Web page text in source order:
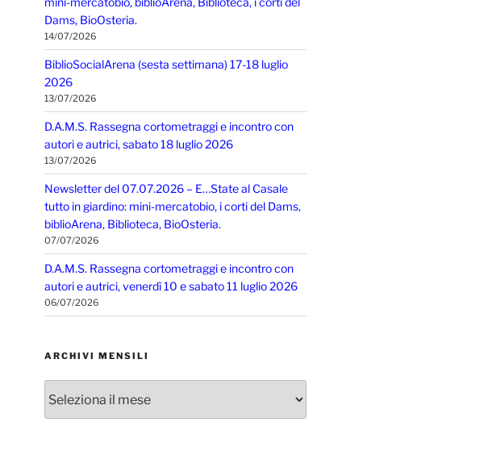
Dams, BioOsteria.
14/07/2026
BiblioSocialArena (sesta settimana) 17-18 luglio
2026
13/07/2026
D.A.M.S. Rassegna cortometraggi e incontro con
autori e autrici, sabato 18 luglio 2026
13/07/2026
Newsletter del 07.07.2026 – E…State al Casale
tutto in giardino: mini-mercatobio, i corti del Dams,
biblioArena, Biblioteca, BioOsteria.
07/07/2026
D.A.M.S. Rassegna cortometraggi e incontro con
autori e autrici, venerdì 10 e sabato 11 luglio 2026
06/07/2026
ARCHIVI MENSILI
mensili